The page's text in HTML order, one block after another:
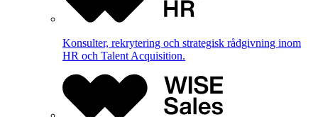
Konsulter, rekrytering och strategisk rådgivning inom
HR och Talent Acquisition.